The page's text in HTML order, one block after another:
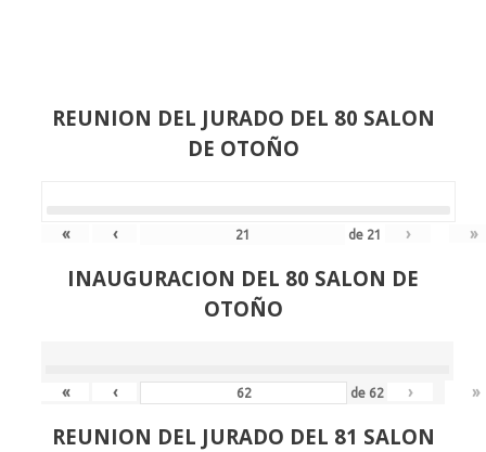
REUNION DEL JURADO DEL 80 SALON
DE OTOÑO
« ‹ de 21 › »
INAUGURACION DEL 80 SALON DE
OTOÑO
« ‹ de 62 › »
REUNION DEL JURADO DEL 81 SALON